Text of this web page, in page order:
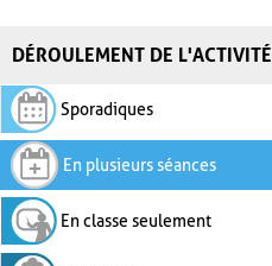
DÉROULEMENT DE L'ACTIVITÉ
Sporadiques
En plusieurs séances
En classe seulement